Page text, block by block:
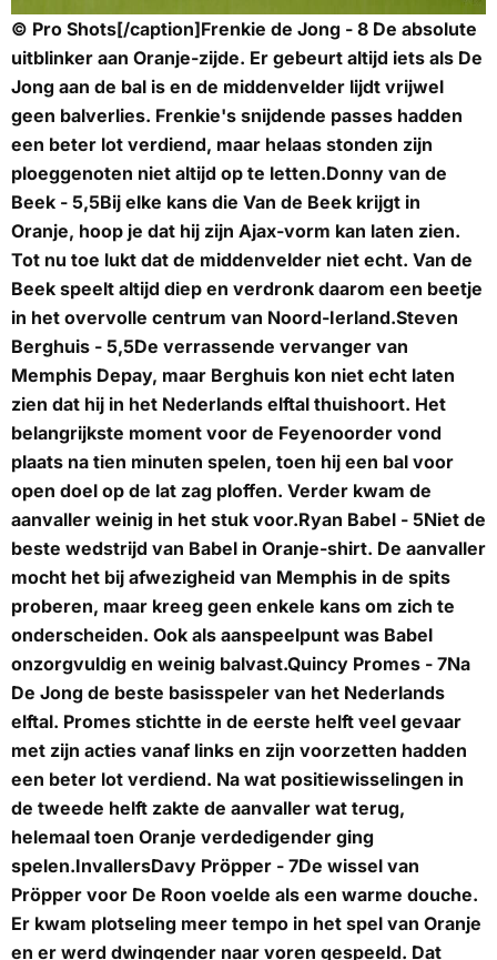
© Pro Shots[/caption]Frenkie de Jong - 8 De absolute
uitblinker aan Oranje-zijde. Er gebeurt altijd iets als De
Jong aan de bal is en de middenvelder lijdt vrijwel
geen balverlies. Frenkie's snijdende passes hadden
een beter lot verdiend, maar helaas stonden zijn
ploeggenoten niet altijd op te letten.Donny van de
Beek - 5,5Bij elke kans die Van de Beek krijgt in
Oranje, hoop je dat hij zijn Ajax-vorm kan laten zien.
Tot nu toe lukt dat de middenvelder niet echt. Van de
Beek speelt altijd diep en verdronk daarom een beetje
in het overvolle centrum van Noord-Ierland.Steven
Berghuis - 5,5De verrassende vervanger van
Memphis Depay, maar Berghuis kon niet echt laten
zien dat hij in het Nederlands elftal thuishoort. Het
belangrijkste moment voor de Feyenoorder vond
plaats na tien minuten spelen, toen hij een bal voor
open doel op de lat zag ploffen. Verder kwam de
aanvaller weinig in het stuk voor.Ryan Babel - 5Niet de
beste wedstrijd van Babel in Oranje-shirt. De aanvaller
mocht het bij afwezigheid van Memphis in de spits
proberen, maar kreeg geen enkele kans om zich te
onderscheiden. Ook als aanspeelpunt was Babel
onzorgvuldig en weinig balvast.Quincy Promes - 7Na
De Jong de beste basisspeler van het Nederlands
elftal. Promes stichtte in de eerste helft veel gevaar
met zijn acties vanaf links en zijn voorzetten hadden
een beter lot verdiend. Na wat positiewisselingen in
de tweede helft zakte de aanvaller wat terug,
helemaal toen Oranje verdedigender ging
spelen.InvallersDavy Pröpper - 7De wissel van
Pröpper voor De Roon voelde als een warme douche.
Er kwam plotseling meer tempo in het spel van Oranje
en er werd dwingender naar voren gespeeld. Dat